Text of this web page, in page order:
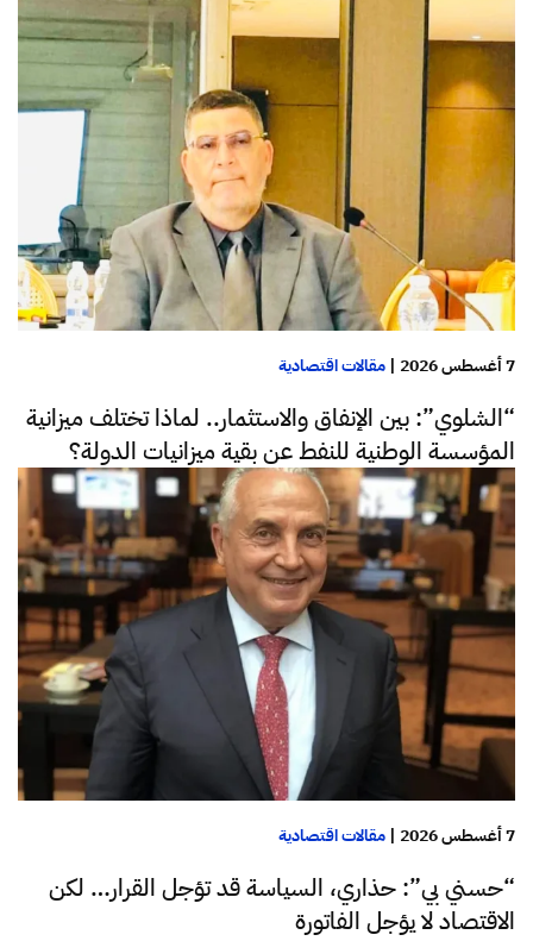
7 أغسطس 2026 | مقالات اقتصادية
“الشلوي”: بين الإنفاق والاستثمار.. لماذا تختلف ميزانية
المؤسسة الوطنية للنفط عن بقية ميزانيات الدولة؟
7 أغسطس 2026 | مقالات اقتصادية
“حسني بي”: حذاري، السياسة قد تؤجل القرار… لكن
الاقتصاد لا يؤجل الفاتورة